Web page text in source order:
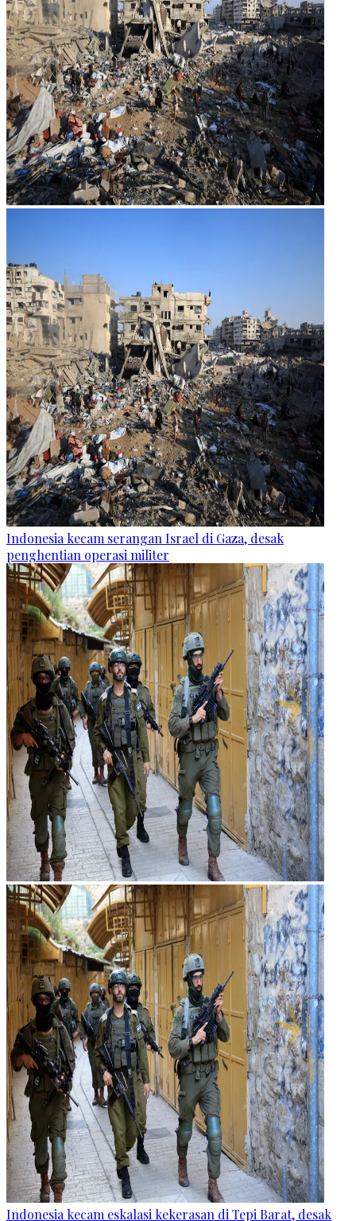
Indonesia kecam serangan Israel di Gaza, desak
penghentian operasi militer
Indonesia kecam eskalasi kekerasan di Tepi Barat, desak